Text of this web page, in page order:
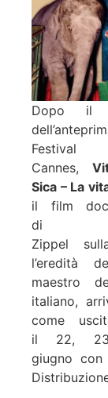
Dopo il
Cannes,
Sica – La
il film
di
Zippel
l’eredità
maestro
italiano,
come
il 22,
giugno con